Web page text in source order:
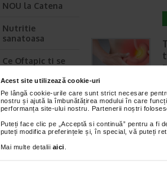
Acest site utilizează cookie-uri
Pe lângă cookie-urile care sunt strict necesare
nostru și ajută la îmbunătățirea modului în care
performanța site-ului nostru. Partenerii noștri
Puteți face clic pe „Acceptă si continuă” pentru a fi
puteți modifica preferințele și, în special, vă puteți
Mai multe detalii aici
NOU la Catena
Nutritie
sanatoasa
Ce Oftapic ti se
Adora – Adorabili
din prima clipa
Seturi cadou
Baylis&Harding